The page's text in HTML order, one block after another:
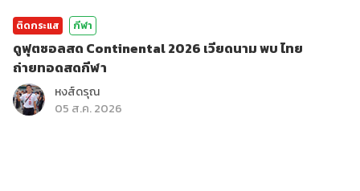
ติดกระแส กีฬา
ดูฟุตซอลสด Continental 2026 เวียดนาม พบ ไทย
ถ่ายทอดสดกีฬา
หงส์ดรุณ
05 ส.ค. 2026